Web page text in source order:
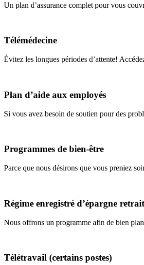
Un plan d’assurance complet pour vous
Télémédecine
Évitez les longues périodes d’attente!
Plan d’aide aux employés
Si vous avez besoin de soutien pour des
Programmes de bien-être
Parce que nous désirons que vous preniez
Régime enregistré d’épargne
Nous offrons un programme afin de bien
Télétravail (certains postes)